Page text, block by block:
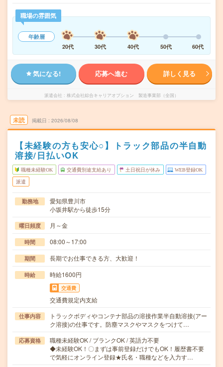
職場の雰囲気
年齢層
20代
30代 40代 50代 60代
気になる! 応募へ進む 詳しく見る
派遣会社 株式会社綜合キャリアオプション 製造事業部（全国）
未読 掲載日 2026/08/08
【未経験の方も安心○】トラック部品の半自動
溶接/日払いOK
職種未経験OK 交通費別途支給あり 土日祝日が休み WEB登録OK
派遣
勤務地
愛知県豊川市
小坂井駅から徒歩15分
曜日頻度 月～金
時間 08:00～17:00
期間 長期でお仕事できる方、大歓迎！
時給 時給1600円
交通費
交通費規定内支給
仕事内容
トラックボディやコンテナ部品の溶接作業半自動溶接(アー
ク溶接)の仕事です。防塵マスクやマスクをつけて…
応募資格
職種未経験OK / ブランクOK / 英語力不要
◆未経験OK！〇まずは事前登録だけでもOK！履歴書不要
で気軽にオンライン登録★氏名・職種などを入力す…